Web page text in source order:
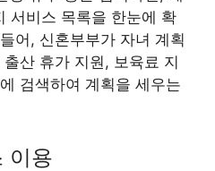
서비스 목록을 한눈에 확
어, 신혼부부가 자녀 계획
산 휴가 지원, 보육료 지
검색하여 계획을 세우는
이용